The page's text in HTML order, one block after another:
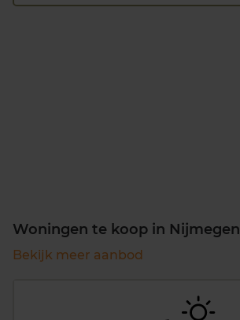
Woningen te koop in Nijmegen
Bekijk meer aanbod